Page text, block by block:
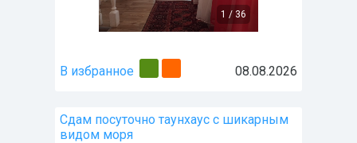
1 / 36
В избранное 08.08.2026
Сдам посуточно таунхаус с шикарным
видом моря